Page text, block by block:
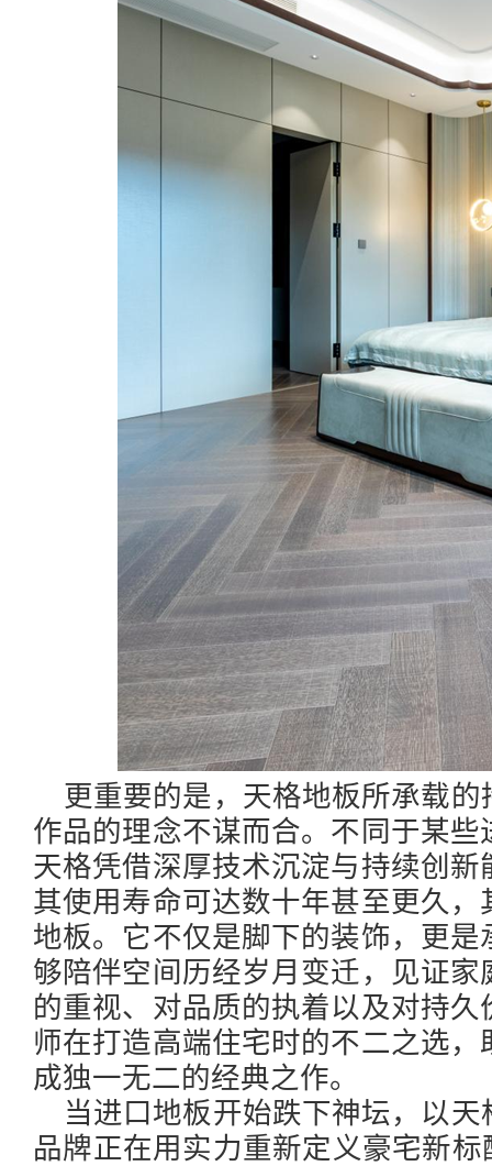
更重要的是，天格地板所承载
作品的理念不谋而合。不同于某
天格凭借深厚技术沉淀与持续创
其使用寿命可达数十年甚至更久
地板。它不仅是脚下的装饰，更
够陪伴空间历经岁月变迁，见证
的重视、对品质的执着以及对持
师在打造高端住宅时的不二之选
成独一无二的经典之作。
当进口地板开始跌下神坛，以
品牌正在用实力重新定义豪宅新